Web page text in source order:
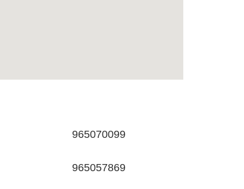
965070099
965057869